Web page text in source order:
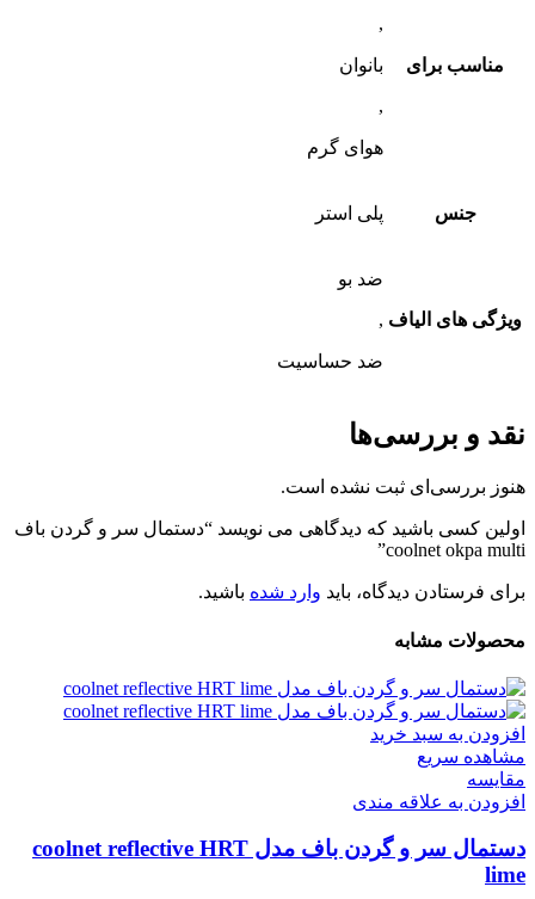
مناسب برای
,
بانوان
,
هوای گرم
جنس پلی استر
ویژگی های الیاف
ضد بو
,
ضد حساسیت
نقد و بررسی‌ها
هنوز بررسی‌ای ثبت نشده است.
اولین کسی باشید که دیدگاهی می نویسد “دستمال سر و گردن باف
coolnet okpa multi”
برای فرستادن دیدگاه، باید وارد شده باشید.
محصولات مشابه
افزودن به سبد خرید
مشاهده سریع
مقایسه
افزودن به علاقه مندی
دستمال سر و گردن باف مدل coolnet reflective HRT
lime